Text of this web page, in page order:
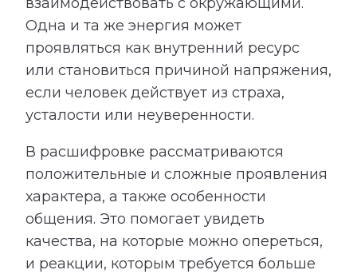
Одна и та же энергия может
проявляться как внутренний ресурс
или становиться причиной напряжения,
если человек действует из страха,
усталости или неуверенности.
В расшифровке рассматриваются
положительные и сложные проявления
характера, а также особенности
общения. Это помогает увидеть
качества, на которые можно опереться,
и реакции, которым требуется больше